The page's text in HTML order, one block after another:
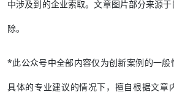
中涉及到的企业索取。文章图片部分来源
除。
*此公众号中全部内容仅为创新案例的一般
具体的专业建议的情况下，擅自根据文章